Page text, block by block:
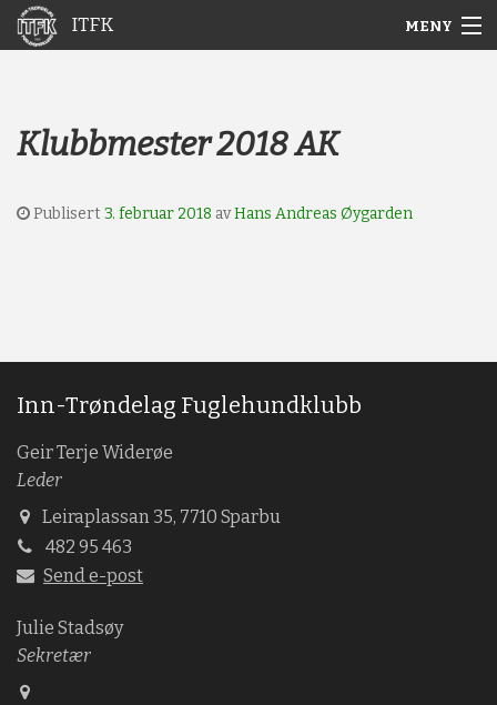
ITFK MENY
Nyheter
Klubbmester 2018 AK
Publisert 3. februar 2018 avHans Andreas Øygarden
Inn-Trøndelag Fuglehundklubb
Geir Terje Widerøe
Leder
Leiraplassan 35, 7710 Sparbu
482 95 463
Send e-post
Julie Stadsøy
Sekretær